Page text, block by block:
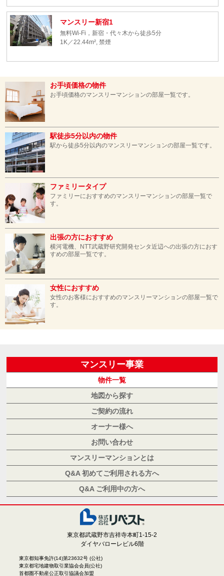
マンスリー新宿1
無料Wi-Fi，新宿・代々木から徒歩5分
1K／22.44m², 禁煙
お手頃価格の物件
お手頃価格のマンスリーマンションの部屋一覧です。
駅徒歩5分以内の物件
駅から徒歩5分以内のマンスリーマンションの部屋一覧です。
ファミリータイプ
ファミリーにおすすめのマンスリーマンションの部屋一覧で
す。
出張の方におすすめ
横河電機、NTT武蔵野研究開発センタ近辺への出張の方におす
すめの部屋一覧です。
女性におすすめ
女性のお客様におすすめのマンスリーマンションの部屋一覧で
す。
マンスリー事業
物件一覧
地図から探す
ご契約の流れ
オーナー様へ
お問い合わせ
マンスリーマンションとは
Q&A 初めてご利用される方へ
Q&A ご利用中の方へ
東京都武蔵野市吉祥寺本町1-15-2
ダイヤバローレビル6階
東京都知事免許(14)第23632号 (公社)
東京都宅地建物取引業協会会員(公社)
首都圏不動産公正取引協議会加盟